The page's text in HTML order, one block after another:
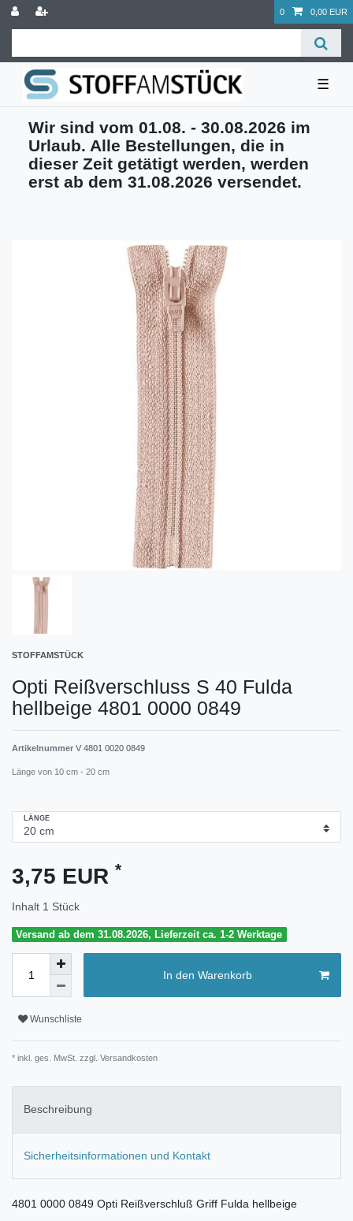
0 0,00 EUR
☰
Wir sind vom 01.08. - 30.08.2026 im
Urlaub. Alle Bestellungen, die in
dieser Zeit getätigt werden, werden
erst ab dem 31.08.2026 versendet.
STOFFAMSTÜCK
Opti Reißverschluss S 40 Fulda
hellbeige 4801 0000 0849
Artikelnummer V 4801 0020 0849
Länge von 10 cm - 20 cm
LÄNGE
3,75 EUR *
Inhalt 1 Stück
Versand ab dem 31.08.2026, Lieferzeit ca. 1-2 Werktage
In den Warenkorb
Wunschliste
* inkl. ges. MwSt. zzgl. Versandkosten
Beschreibung
Sicherheitsinformationen und Kontakt
4801 0000 0849 Opti Reißverschluß Griff Fulda hellbeige